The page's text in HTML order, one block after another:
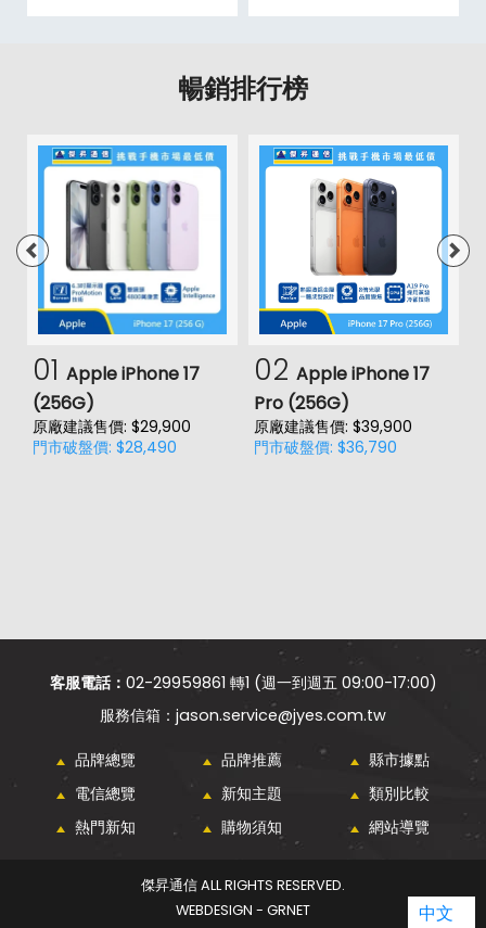
暢銷排行榜
01 Apple iPhone 17
(256G)
原廠建議售價: $29,900
門市破盤價: $28,490
02 Apple iPhone 17
Pro (256G)
原廠建議售價: $39,900
門市破盤價: $36,790
客服電話： 02-29959861 轉1 (週一到週五 09:00-17:00)
jason.service@jyes.com.tw
品牌總覽 品牌推薦
縣市據點
電信總覽
新知主題
類別比較
熱門新知
購物須知 網站導覽
傑昇通信 ALL RIGHTS RESERVED.
WEBDESIGN - GRNET
中文